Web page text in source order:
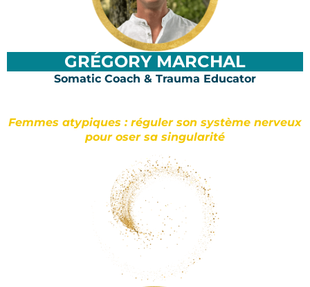
GRÉGORY MARCHAL
Somatic Coach & Trauma Educator
Femmes atypiques : réguler son système nerveux
pour oser sa singularité